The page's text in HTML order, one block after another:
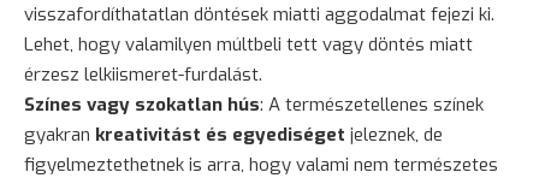
visszafordíthatatlan döntések miatti aggodalmat fejezi ki.
Lehet, hogy valamilyen múltbeli tett vagy döntés miatt
érzesz lelkiismeret-furdalást.
Színes vagy szokatlan hús: A természetellenes színek
gyakran kreativitást és egyediséget jeleznek, de
figyelmeztethetnek is arra, hogy valami nem természetes